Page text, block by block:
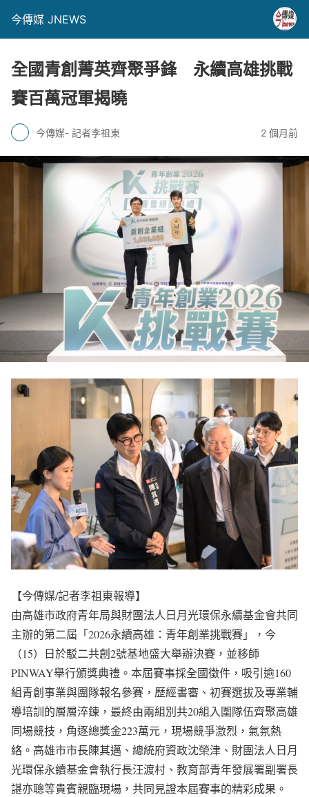
今傳媒 JNEWS
全國青創菁英齊聚爭鋒 永續高雄挑戰
賽百萬冠軍揭曉
今傳媒- 記者李祖東 2 個月前
【今傳媒/記者李祖東報導】
由高雄市政府青年局與財團法人日月光環保永續基金會共同
主辦的第二屆「2026永續高雄：青年創業挑戰賽」，今
（15）日於駁二共創2號基地盛大舉辦決賽，並移師
PINWAY舉行頒獎典禮。本屆賽事採全國徵件，吸引逾160
組青創事業與團隊報名參賽，歷經書審、初賽選拔及專業輔
導培訓的層層淬鍊，最終由兩組別共20組入圍隊伍齊聚高雄
同場競技，角逐總獎金223萬元，現場競爭激烈，氣氛熱
絡。高雄市市長陳其邁、總統府資政沈榮津、財團法人日月
光環保永續基金會執行長汪渡村、教育部青年發展署副署長
諶亦聰等貴賓親臨現場，共同見證本屆賽事的精彩成果。